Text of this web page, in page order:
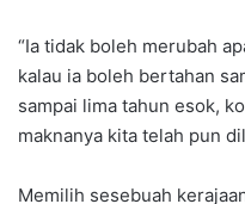
“Ia tidak boleh merubah
kalau ia boleh bertahan
sampai lima tahun esok,
maknanya kita telah pun
Memilih sesebuah